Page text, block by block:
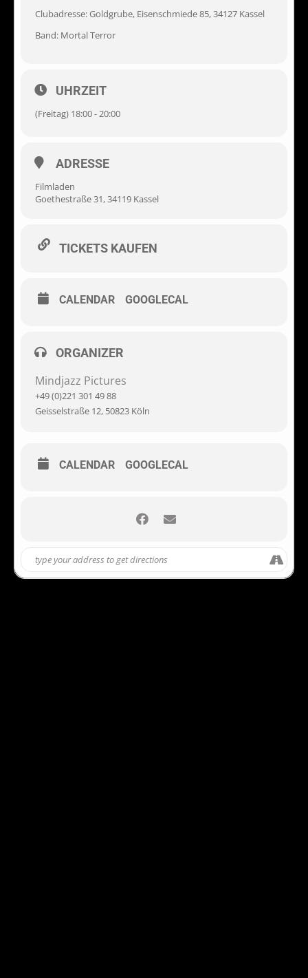
Clubadresse: Goldgrube, Eisenschmiede 85, 34127 Kassel
Band: Mortal Terror
UHRZEIT
(Freitag) 18:00 - 20:00
ADRESSE
Filmladen
Goethestraße 31, 34119 Kassel
TICKETS KAUFEN
CALENDAR GOOGLECAL
ORGANIZER
Mindjazz Pictures
+49 (0)221 301 49 88
Geisselstraße 12, 50823 Köln
CALENDAR GOOGLECAL